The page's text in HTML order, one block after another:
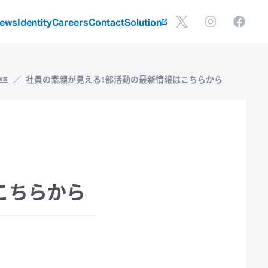
IdentityCareersContactSolution
社員の素顔が見える！部活動の最新情報はこちらから
ちらから